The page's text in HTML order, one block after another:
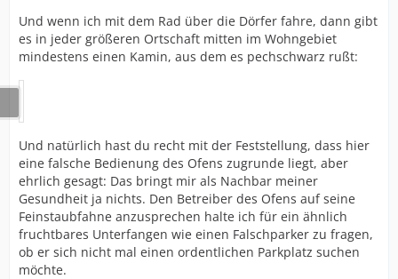
Und wenn ich mit dem Rad über die Dörfer fahre, dann gibt
es in jeder größeren Ortschaft mitten im Wohngebiet
mindestens einen Kamin, aus dem es pechschwarz rußt:
Und natürlich hast du recht mit der Feststellung, dass hier
eine falsche Bedienung des Ofens zugrunde liegt, aber
ehrlich gesagt: Das bringt mir als Nachbar meiner
Gesundheit ja nichts. Den Betreiber des Ofens auf seine
Feinstaubfahne anzusprechen halte ich für ein ähnlich
fruchtbares Unterfangen wie einen Falschparker zu fragen,
ob er sich nicht mal einen ordentlichen Parkplatz suchen
möchte.